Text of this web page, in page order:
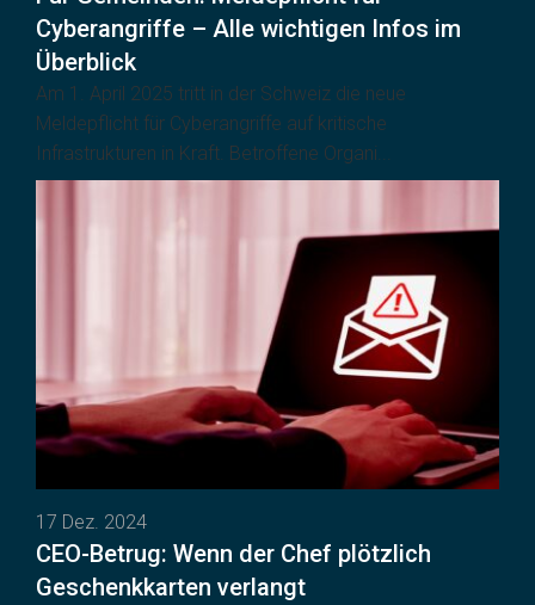
Cyberangriffe – Alle wichtigen Infos im
Überblick
Am 1. April 2025 tritt in der Schweiz die neue
Meldepflicht für Cyberangriffe auf kritische
Infrastrukturen in Kraft. Betroffene Organi...
17 Dez. 2024
CEO-Betrug: Wenn der Chef plötzlich
Geschenkkarten verlangt